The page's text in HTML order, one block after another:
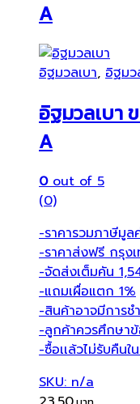
A
อิฐมวลเบา, อิฐมว
อิฐมวลเบา
A
0out of 5
(0)
-ราคารวมภาษีมูล
-ราคาส่งฟรี กรุง
-จัดส่งเต็มคัน
-แถมเผื่อแตก 1%
-สินค้าอาจมีการ
-ลูกค้าควรศึกษา
-ซื้อเเล้วไม่รับคืน
SKU: n/a